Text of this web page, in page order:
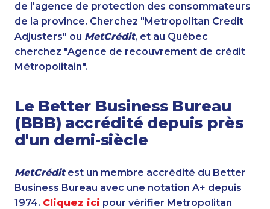
de l'agence de protection des consommateurs
de la province. Cherchez "Metropolitan Credit
Adjusters" ou MetCrédit, et au Québec
cherchez "Agence de recouvrement de crédit
Métropolitain".
Le Better Business Bureau
(BBB) accrédité depuis près
d'un demi-siècle
MetCréditest un membre accrédité du Better
Business Bureau avec une notation A+ depuis
1974. Cliquez ici pour vérifier Metropolitan